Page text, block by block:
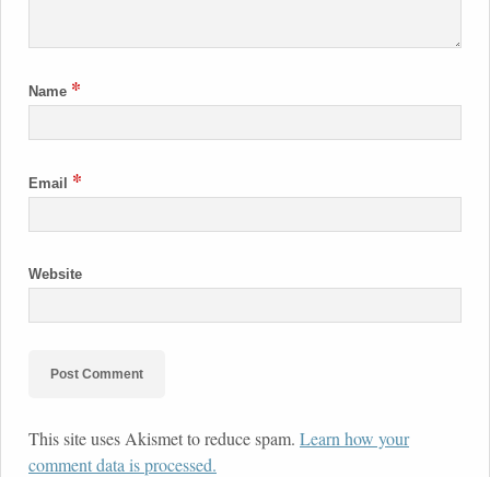
Name *
Email *
Website
This site uses Akismet to reduce spam. Learn how your
comment data is processed.